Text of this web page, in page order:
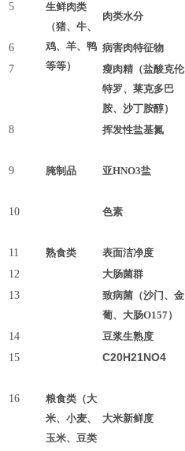
5
生鲜肉类
（猪、牛、
鸡、羊、鸭
等等）
肉类水分
6 病害肉特征物
7
瘦肉精（盐酸克伦
特罗、莱克多巴
胺、沙丁胺醇）
8 挥发性盐基氮
9 腌制品 亚HNO3盐
10 色素
11 熟食类 表面洁净度
12 大肠菌群
13
致病菌（沙门、金
葡、大肠O157）
14 豆浆生熟度
15 C20H21NO4
16
粮食类（大
米、小麦、
玉米、豆类
大米新鲜度